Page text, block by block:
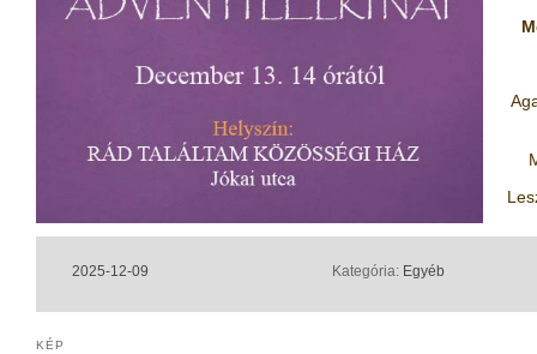
2025-12-09 Kategória: Egyéb
KÉP